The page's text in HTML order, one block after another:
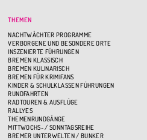
THEMEN
NACHTWÄCHTER PROGRAMME
VERBORGENE UND BESONDERE ORTE
INSZENIERTE FÜHRUNGEN
BREMEN KLASSISCH
BREMEN KULINARISCH
BREMEN FÜR KRIMIFANS
KINDER & SCHULKLASSEN FÜHRUNGEN
RUNDFAHRTEN
RADTOUREN & AUSFLÜGE
RALLYES
THEMENRUNDGÄNGE
MITTWOCHS- / SONNTAGSREIHE
BREMER UNTERWELTEN / BUNKER